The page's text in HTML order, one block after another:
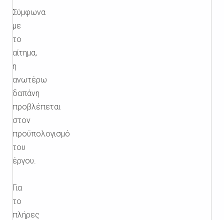
Σύμφωνα
με
το
αίτημα,
η
ανωτέρω
δαπάνη
προβλέπεται
στον
προϋπολογισμό
του
έργου.
Για
το
πλήρες